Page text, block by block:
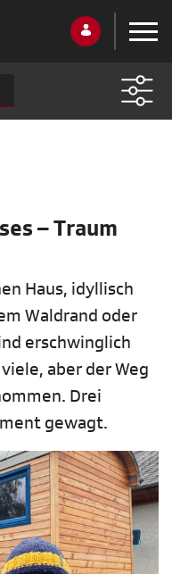
– Traum
Haus, idyllisch
Waldrand oder
erschwinglich
aber der Weg
Drei
gewagt.